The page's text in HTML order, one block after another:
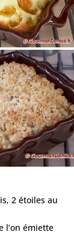
2 étoiles au
l’on émiette